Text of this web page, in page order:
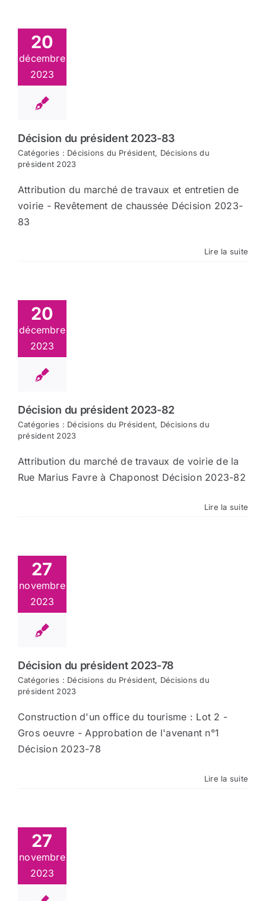
Divers
Nous contacter
Aller au site de la CCVG
20
décembre
2023
Décision du président 2023-83
Catégories : Décisions du Président, Décisions du
président 2023
Attribution du marché de travaux et entretien de
voirie - Revêtement de chaussée Décision 2023-
83
Lire la suite
20
décembre
2023
Décision du président 2023-82
Catégories : Décisions du Président, Décisions du
président 2023
Attribution du marché de travaux de voirie de la
Rue Marius Favre à Chaponost Décision 2023-82
Lire la suite
27
novembre
2023
Décision du président 2023-78
Catégories : Décisions du Président, Décisions du
président 2023
Construction d'un office du tourisme : Lot 2 -
Gros oeuvre - Approbation de l'avenant n°1
Décision 2023-78
Lire la suite
27
novembre
2023